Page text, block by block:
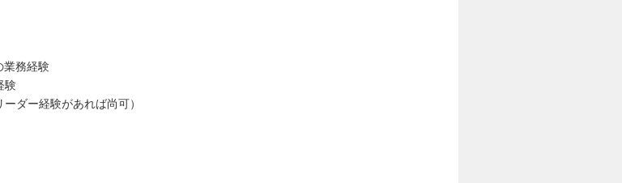
業務経験
験
ダー経験があれば尚可）